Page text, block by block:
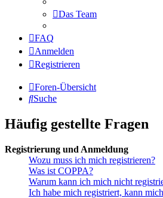
Das Team
FAQ
Anmelden
Registrieren
Foren-Übersicht
Suche
Häufig gestellte Fragen
Registrierung und Anmeldung
Wozu muss ich mich registrieren?
Was ist COPPA?
Warum kann ich mich nicht
Ich habe mich registriert, kann